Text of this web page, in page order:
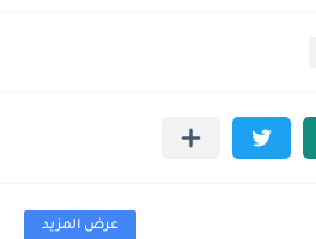
عرض المزيد